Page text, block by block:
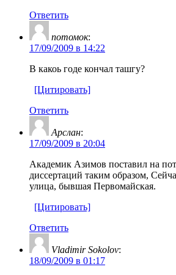
Ответить
потомок:
17/09/2009 в 14:22
В какоь годе кончал ташгу?
[Цитировать]
Ответить
Арслан:
17/09/2009 в 20:04
Академик Азимов поставил на
диссертаций таким образом,
улица, бывшая Первомайская.
[Цитировать]
Ответить
Vladimir Sokolov:
18/09/2009 в 01:17